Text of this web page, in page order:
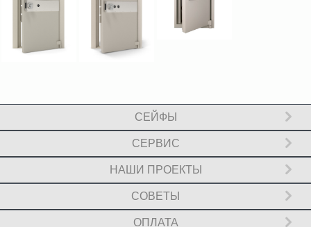
СЕЙФЫ
CЕРВИС
HАШИ ПРОЕКТЫ
СОВЕТЫ
OПЛАТА